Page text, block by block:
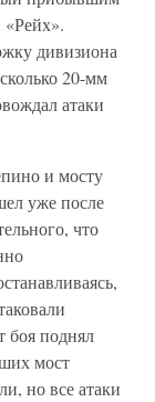
«Рейх».
дивизиона
20-мм
атаки
и мосту
уже после
что
боя поднял
мост
но все атаки